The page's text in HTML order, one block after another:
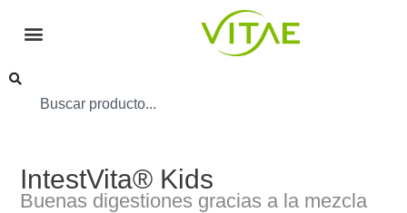
IntestVita® Kids
Buenas digestiones gracias a la mezcla